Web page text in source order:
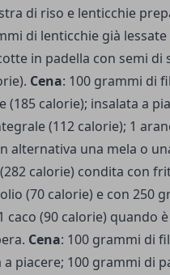
di riso e lenticchie
di lenticchie già lessate
in padella con semi di
Cena: 100 grammi di
calorie); insalata a
(112 calorie); 1
alternativa una mela o
calorie) condita con
(70 calorie) e con 250
caco (90 calorie) quando
Cena: 100 grammi di
piacere; 100 grammi di